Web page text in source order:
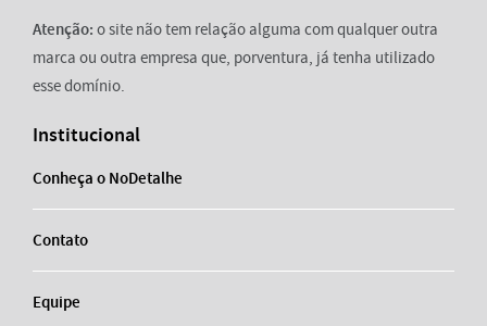
Atenção: o site não tem relação alguma com qualquer outra
marca ou outra empresa que, porventura, já tenha utilizado
esse domínio.
Institucional
Conheça o NoDetalhe
Contato
Equipe